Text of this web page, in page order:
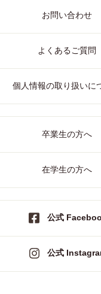
お問い合わせ
よくあるご質問
個人情報の取り扱いに
卒業生の方へ
在学生の方へ
公式
公式